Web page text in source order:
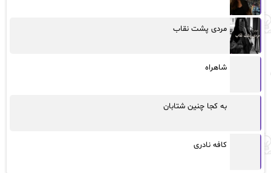
مردی پشت نقاب
شاهراه
به کجا چنین شتابان
کافه نادری